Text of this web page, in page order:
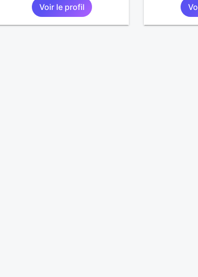
recherche relation durable
Voir le profil
et la
relation